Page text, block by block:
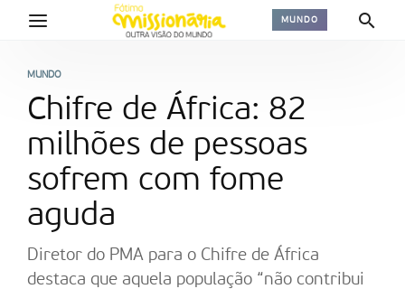
MUNDO
MUNDO
Chifre de África: 82
milhões de pessoas
sofrem com fome
aguda
Diretor do PMA para o Chifre de África
destaca que aquela população “não contribui